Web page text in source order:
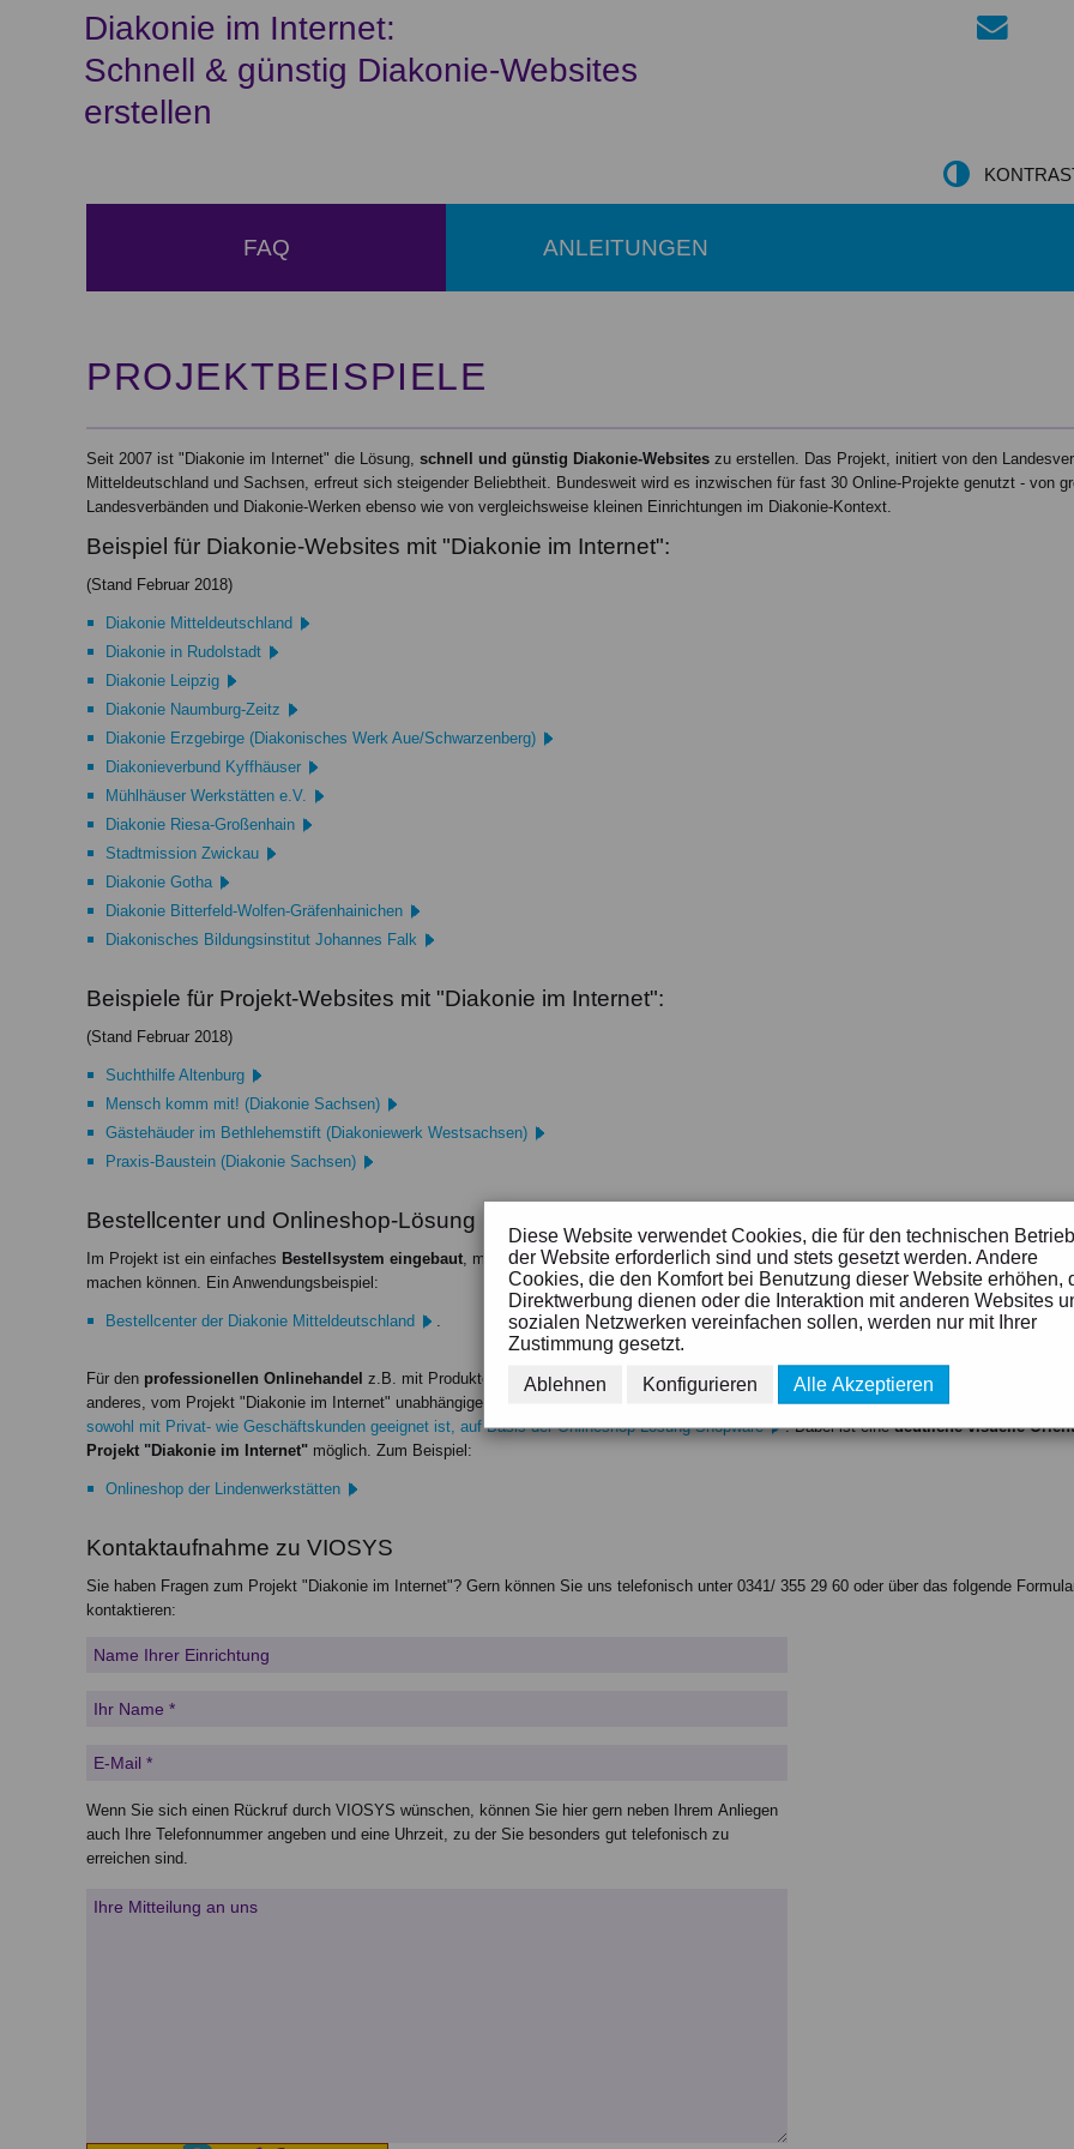
Diakonie im Internet:
Schnell & günstig Diakonie-Websites
erstellen
FAQ ANLEITUNGEN
PROJEKTBEISPIELE
Seit 2007 ist "Diakonie im Internet" die Lösung, schnell und günstig Diakonie-Websites zu erstellen. Das Projekt, initiert von den
Mitteldeutschland und Sachsen, erfreut sich steigender Beliebtheit. Bundesweit wird es inzwischen für fast 30 Online-Projekte genutzt - von
Landesverbänden und Diakonie-Werken ebenso wie von vergleichsweise kleinen Einrichtungen im Diakonie-Kontext.
Beispiel für Diakonie-Websites mit "Diakonie im Internet":
(Stand Februar 2018)
Diakonie Mitteldeutschland
Diakonie in Rudolstadt
Diakonie Leipzig
Diakonie Naumburg-Zeitz
Diakonie Erzgebirge (Diakonisches Werk Aue/Schwarzenberg)
Diakonieverbund Kyffhäuser
Mühlhäuser Werkstätten e.V.
Diakonie Riesa-Großenhain
Stadtmission Zwickau
Diakonie Gotha
Diakonie Bitterfeld-Wolfen-Gräfenhainichen
Diakonisches Bildungsinstitut Johannes Falk
Beispiele für Projekt-Websites mit "Diakonie im Internet":
(Stand Februar 2018)
Suchthilfe Altenburg
Mensch komm mit! (Diakonie Sachsen)
Gästehäuder im Bethlehemstift (Diakoniewerk Westsachsen)
Praxis-Baustein (Diakonie Sachsen)
Bestellcenter und Onlineshop-Lösung
Im Projekt ist ein einfaches Bestellsystem eingebaut, mit dem vor allem Landesverbände Informationsmaterial für ihre Mitarbeiter digital
machen können. Ein Anwendungsbeispiel:
Bestellcenter der Diakonie Mitteldeutschland .
Für den professionellen Onlinehandel z.B. mit Produkten, die in Werkstätten für behinderte Menschen (WfbM) hergestellt werden, bietet sich
anderes, vom Projekt "Diakonie im Internet" unabhängiges System an.
VIOSYS errichtet eine moderne eCommerce-Plattform, die für den
sowohl mit Privat- wie Geschäftskunden geeignet ist, auf Basis der Onlineshop-Lösung Shopware
. Dabei ist einedeutliche visuelle
Projekt "Diakonie im Internet" möglich. Zum Beispiel:
Onlineshop der Lindenwerkstätten
Kontaktaufnahme zu VIOSYS
Sie haben Fragen zum Projekt "Diakonie im Internet"? Gern können Sie uns telefonisch unter 0341/ 355 29 60 oder über das folgende
kontaktieren:
Wenn Sie sich einen Rückruf durch VIOSYS wünschen, können Sie hier gern neben Ihrem Anliegen
auch Ihre Telefonnummer angeben und eine Uhrzeit, zu der Sie besonders gut telefonisch zu
erreichen sind.
Diese Website verwendet Cookies, die für den technischen Betrieb
der Website erforderlich sind und stets gesetzt werden. Andere
Cookies, die den Komfort bei Benutzung dieser Website erhöhen,
Direktwerbung dienen oder die Interaktion mit anderen Websites
sozialen Netzwerken vereinfachen sollen, werden nur mit Ihrer
Zustimmung gesetzt.
Ablehnen
Konfigurieren Alle Akzeptieren